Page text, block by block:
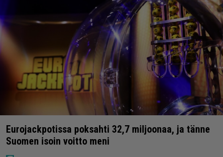
Eurojackpotissa poksahti 32,7 miljoonaa, ja tänne
Suomen isoin voitto meni